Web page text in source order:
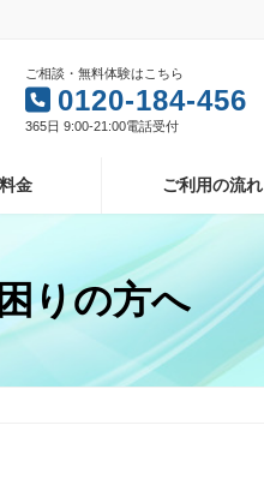
ご相談・無料体験はこちら
0120-184-456
365日 9:00-21:00電話受付
金 ご利用の流れ
りの方へ